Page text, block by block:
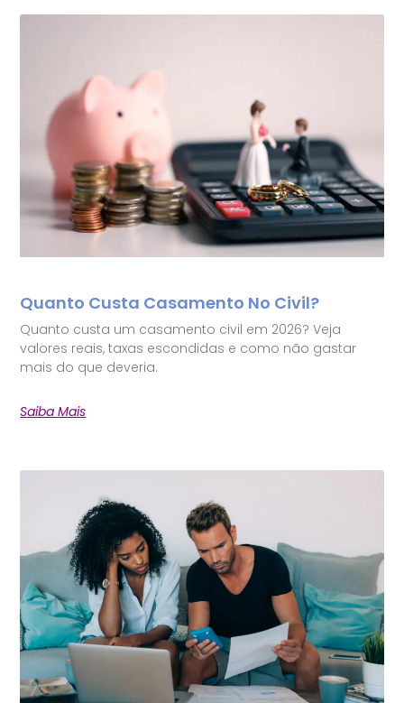
Quanto Custa Casamento No Civil?
Quanto custa um casamento civil em 2026? Veja
valores reais, taxas escondidas e como não gastar
mais do que deveria.
Saiba Mais